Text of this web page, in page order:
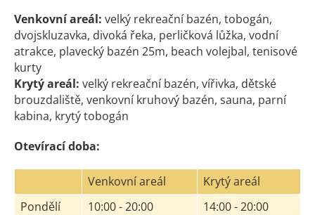
Venkovní areál: velký rekreační bazén, tobogán,
dvojskluzavka, divoká řeka, perličková lůžka, vodní
atrakce, plavecký bazén 25m, beach volejbal, tenisové
kurty
Krytý areál: velký rekreační bazén, vířivka, dětské
brouzdaliště, venkovní kruhový bazén, sauna, parní
kabina, krytý tobogán
Otevírací doba:
Venkovní areál
Krytý areál
Pondělí
10:00 - 20:00
14:00 - 20:00